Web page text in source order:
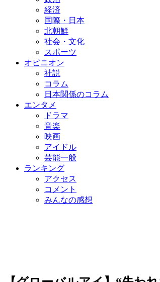
経済
国際・日本
北朝鮮
社会・文化
スポーツ
オピニオン
社説
コラム
日本関係のコラム
エンタメ
ドラマ
音楽
映画
アイドル
芸能一般
ランキング
アクセス
コメント
みんなの感想